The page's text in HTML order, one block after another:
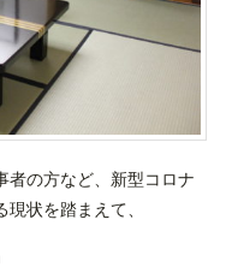
者の方など、新型コロナ
状を踏まえて、